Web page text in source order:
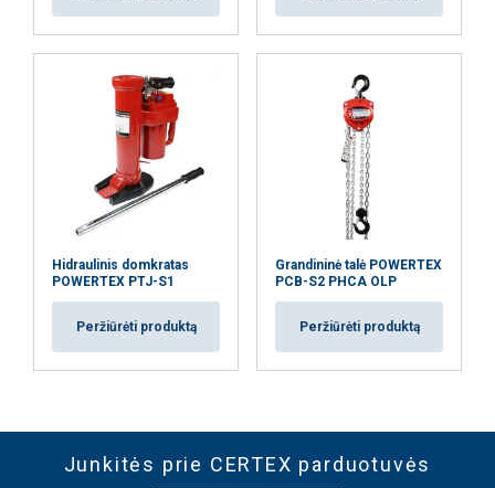
Hidraulinis domkratas
POWERTEX PTJ-S1
Peržiūrėti produktą
Grandininė talė POWERTEX
PCB-S2 PHCA OLP
Peržiūrėti produktą
Junkitės prie CERTEX parduotuvės